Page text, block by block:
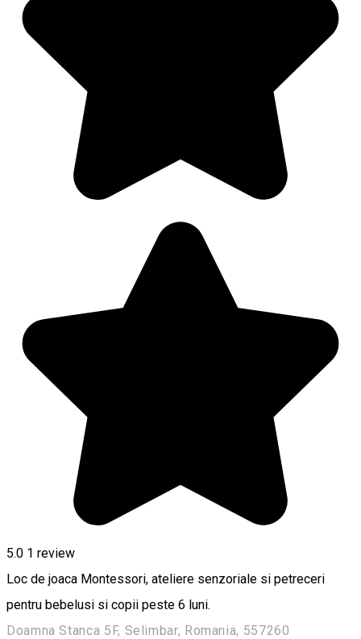
5.0 1 review
Loc de joaca Montessori, ateliere senzoriale si petreceri
pentru bebelusi si copii peste 6 luni.
Doamna Stanca 5F, Selimbar, Romania, 557260